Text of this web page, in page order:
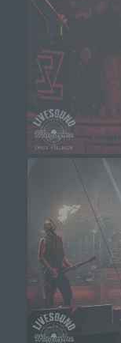
Cookies
jedem Besuch
Zugangsdaten
Internetseite
des Benutzers
wird. Ein
Warenkorbes
merkt sich die
virtuellen
Die betroffene
Cookies durch
mittels einer
genutzten
der Setzung
Cookies
andere
ist in allen
Deaktiviert
Cookies in
unter